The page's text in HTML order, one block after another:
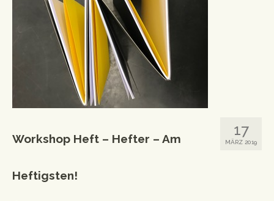
Referenzen
Wissenswertes
Kontakt
Produkte von A-Z
Events & Workshops
Events
17
MÄRZ 2019
Workshop Heft – Hefter – Am
Heftigsten!